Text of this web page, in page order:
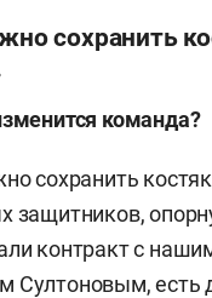
сохранить
команда?
сохранить
защитников,
контракт с
Султоновым, есть